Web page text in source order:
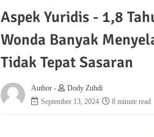
Aspek Yuridis - 1,8
Wonda Banyak
Tidak Tepat Sasaran
Author -
Dody Zuhdi
September 13, 2024
8 minute read